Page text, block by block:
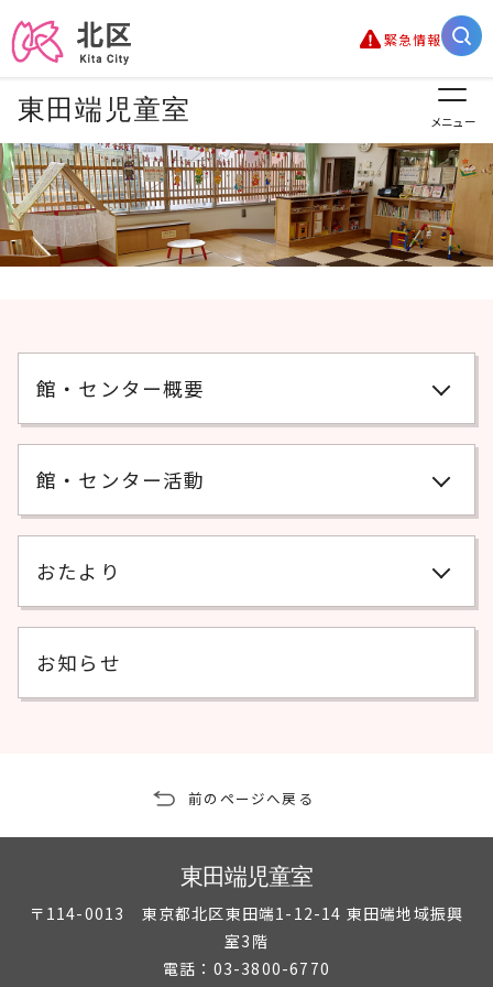
緊急情報
東田端児童室 メニュー
館・センター概要
館・センター活動
おたより
お知らせ
前のページへ戻る
東田端児童室
〒114-0013 東京都北区東田端1-12-14 東田端地域振興
室3階
電話：03-3800-6770